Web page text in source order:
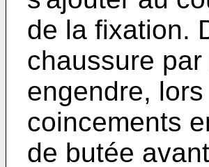
de la fixation.
chaussure
engendre,
coincements
de butée